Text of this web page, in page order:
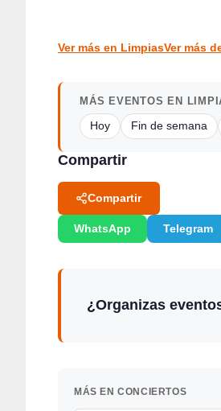
Ver más en LimpiasVer más
MÁS EVENTOS EN
Hoy Fin de semana
Compartir
Compartir
WhatsApp Telegram
¿Organizas
MÁS EN CONCIERTOS